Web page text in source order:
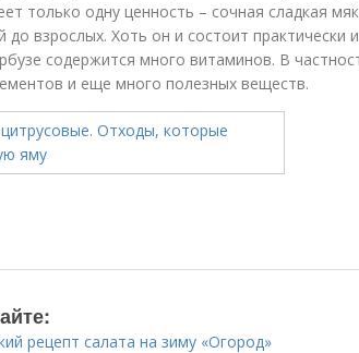
только одну ценность – сочная сладкая
взрослых. Хоть он и состоит практически
содержится много витаминов. В
и еще много полезных веществ.
рецепт салата на зиму «Огород»